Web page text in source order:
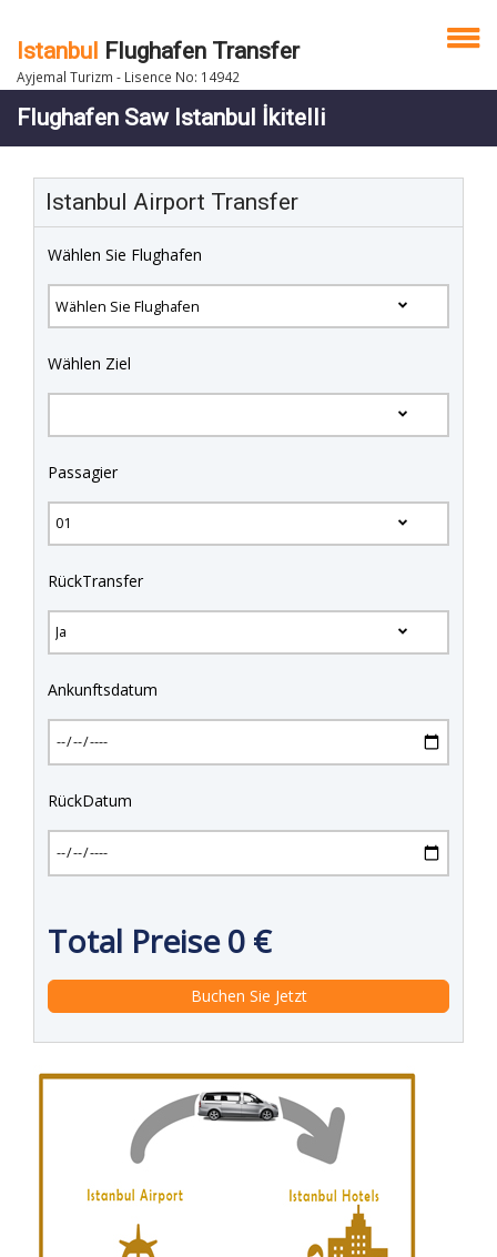
Istanbul Flughafen Transfer
Ayjemal Turizm - Lisence No: 14942
Flughafen Saw Istanbul İkitelli
Istanbul Airport Transfer
Wählen Sie Flughafen
Wählen Ziel
Passagier
RückTransfer
Ankunftsdatum
RückDatum
Total Preise0 €